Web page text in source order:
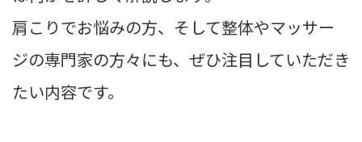
肩こりでお悩みの方、そして整体やマッサー
ジの専門家の方々にも、ぜひ注目していただき
たい内容です。